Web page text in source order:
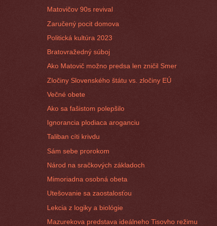
Matovičov 90s revival
Zaručený pocit domova
Politická kultúra 2023
Bratovražedný súboj
Ako Matovič možno predsa len zničil Smer
Zločiny Slovenského štátu vs. zločiny EÚ
Večné obete
Ako sa fašistom polepšilo
Ignorancia plodiaca aroganciu
Taliban cíti krivdu
Sám sebe prorokom
Národ na sračkových základoch
Mimoriadna osobná obeta
Utešovanie sa zaostalosťou
Lekcia z logiky a biológie
Mazurekova predstava ideálneho Tisovho režimu